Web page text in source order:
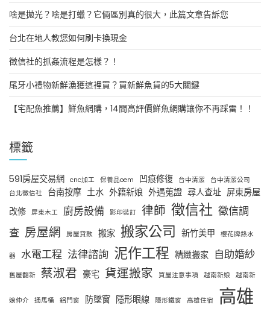
啥是拋光？啥是打蠟？它倆區別真的很大，此篇文章告訴您
台北在地人教您如何刷卡換現金
徵信社的抓姦流程是怎樣？！
尾牙小禮物新鮮漁獲這裡買？買新鮮魚貨的5大關鍵
【宅配魚推薦】鮮魚網購，14間高評價鮮魚網購讓你不再踩雷！！
標籤
591房屋交易網 cnc加工 保養品oem 凹痕修復 台中清潔
台中清潔公司
台北徵信社
台南按摩 土水 外籍新娘 外遇蒐證 尋人查址 屏東房屋
改修 屏東木工 廚房設備 影印裝訂 律師 徵信社 徵信調
查 房屋網 房屋貸款 搬家 搬家公司 新竹美甲 櫻花牌熱水
器 水電工程 法律諮詢 泥作工程 精緻搬家 自助婚紗
舊屋翻新 蔡淑君 豪宅 貨運搬家 買屋注意事項 越南新娘 越南新
娘仲介 通馬桶 鋁門窗 防墜窗 隱形眼線 隱形鐵窗 高雄住宿
高雄